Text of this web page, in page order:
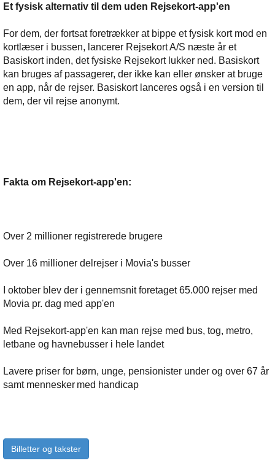
Et fysisk alternativ til dem uden Rejsekort-app'en
For dem, der fortsat foretrækker at bippe et fysisk kort mod en
kortlæser i bussen, lancerer Rejsekort A/S næste år et
Basiskort inden, det fysiske Rejsekort lukker ned. Basiskort
kan bruges af passagerer, der ikke kan eller ønsker at bruge
en app, når de rejser. Basiskort lanceres også i en version til
dem, der vil rejse anonymt.
Fakta om Rejsekort-app'en:
Over 2 millioner registrerede brugere
Over 16 millioner delrejser i Movia's busser
I oktober blev der i gennemsnit foretaget 65.000 rejser med
Movia pr. dag med app'en
Med Rejsekort-app'en kan man rejse med bus, tog, metro,
letbane og havnebusser i hele landet
Lavere priser for børn, unge, pensionister under og over 67 år
samt mennesker med handicap
Billetter og takster